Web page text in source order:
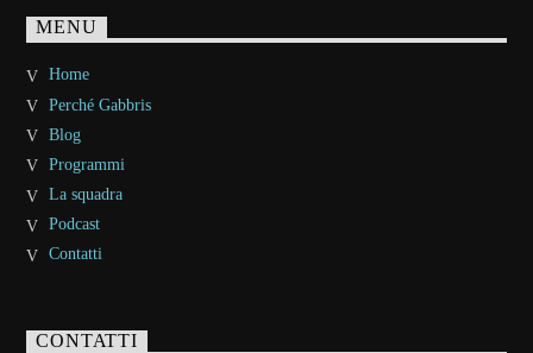
MENU
Home
Perché Gabbris
Blog
Programmi
La squadra
Podcast
Contatti
CONTATTI